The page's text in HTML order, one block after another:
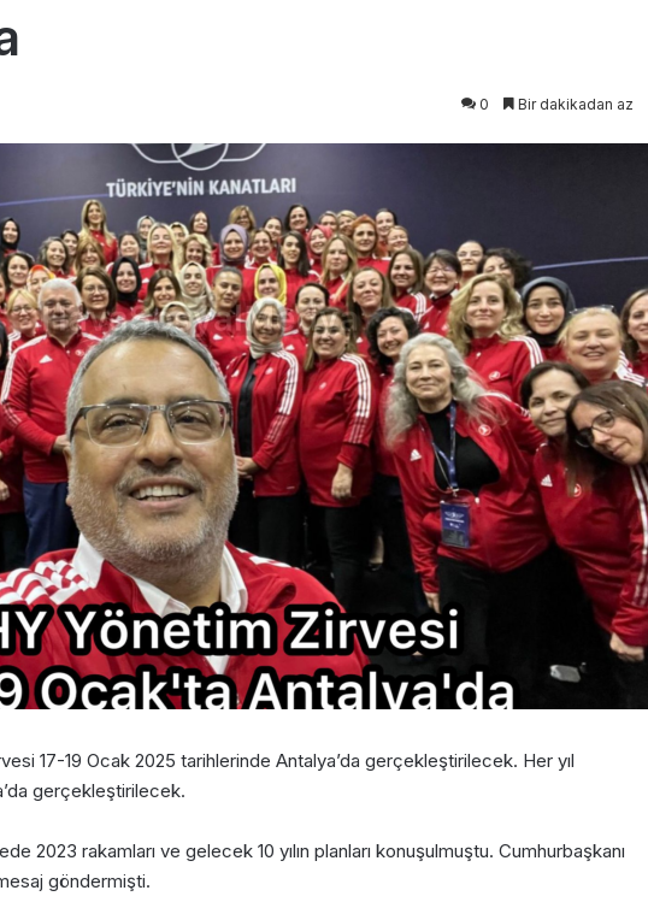
0 Bir dakikadan az
17-19 Ocak 2025 tarihlerinde Antalya’da gerçekleştirilecek. Her yıl
gerçekleştirilecek.
2023 rakamları ve gelecek 10 yılın planları konuşulmuştu. Cumhurbaşkanı
göndermişti.